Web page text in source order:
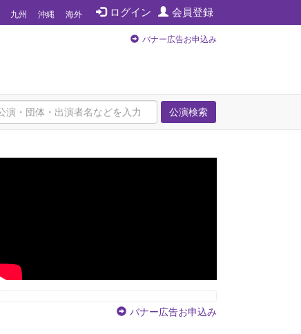
ログイン 会員登録
九州 沖縄 海外
バナー広告お申込み
公演検索
バナー広告お申込み